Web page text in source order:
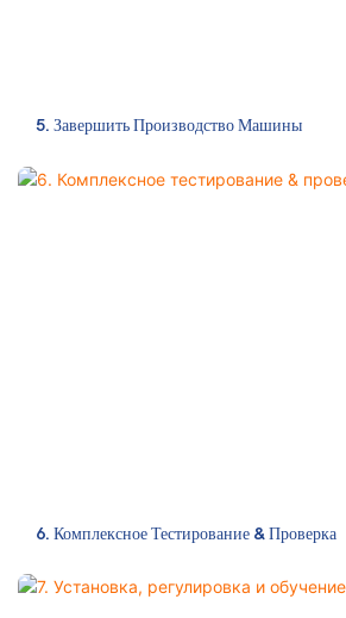
5. Завершить Производство Машины
6. Комплексное Тестирование & Проверка